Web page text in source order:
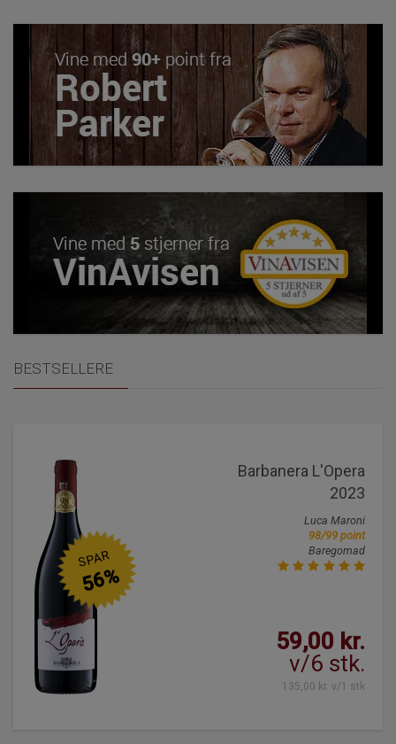
BESTSELLERE
Barbanera L'Opera
2023
Luca Maroni
98/99 point
Baregomad
59,00 kr.
v/6 stk.
135,00 kr. v/1 stk
SPAR
56%